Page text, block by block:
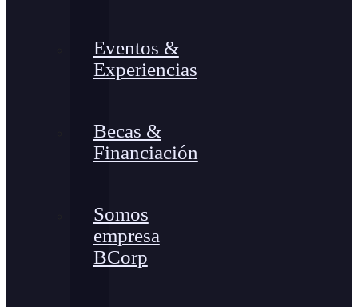
Eventos &
Experiencias
Becas &
Financiación
Somos
empresa
BCorp